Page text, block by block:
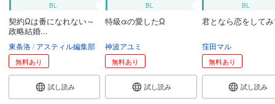
BL
契約Ωは番になれない～
政略結婚...
東条洛 アスティル編集部
無料あり
試し読み
BL
特級αの愛したΩ
神波アユミ
無料あり
試し読み
BL
君となら恋をして
窪田マル
無料あり
試し読み